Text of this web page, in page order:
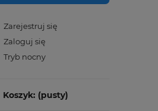
Zarejestruj się
Zaloguj się
Koszyk: (pusty)